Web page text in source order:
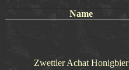
Name
Zwettler Achat Honigbier